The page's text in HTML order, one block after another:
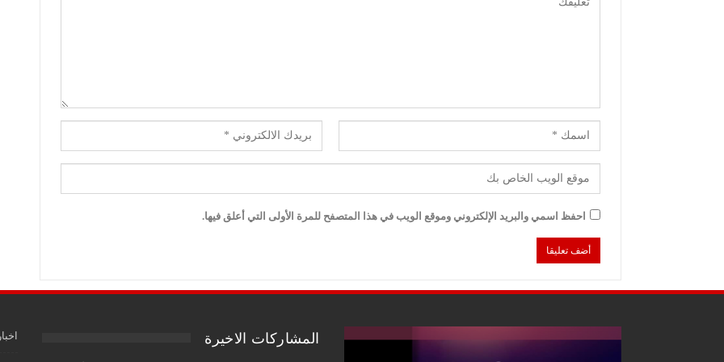
احفظ اسمي والبريد الإلكتروني وموقع الويب في هذا المتصفح للمرة الأولى التي أعلق فيها.
المشاركات الاخيرة